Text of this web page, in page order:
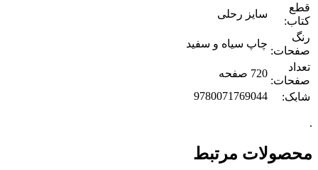
قطع
کتاب:
سایز رحلی
رنگ
صفحات:
چاپ سیاه و سفید
تعداد
صفحات:
720 صفحه
شابک:
9780071769044
.
محصولات مرتبط